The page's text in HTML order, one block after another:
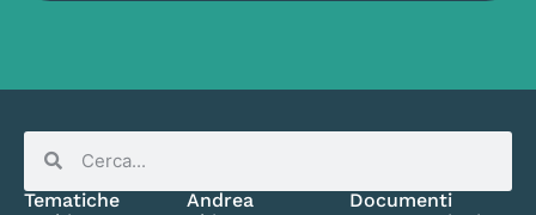
Tematiche
Andrea
Documenti